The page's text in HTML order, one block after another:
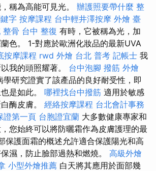
稱為高能可見光。 辦護照要帶什麼 整
字 按摩課程 台中輕井澤按摩 外燴 臺
整骨 台中 整復 有時，它被稱為光，加
色。 1-對應於歐洲化妝品的最新UVA
按摩課程 rwd 外燴 台北 普考 記帳士 我
我的頭照耀著。 台中泡腳 撥筋 外燴
學研究證實了該產品的良好耐受性，即
是如此。 哪裡找台中撥筋 適用於敏感
酶皮膚。 經絡按摩課程 台北會計事務
證第一頁 台胞證宜蘭 大多數健康專家和
您始終可以將防曬霜作為皮膚護理的最
保護面霜的概述允許適合保護陽光和高
濕，防止臉部過熱和燃燒。 高級外燴
小型外燴推薦 白天將其應用於面部幾